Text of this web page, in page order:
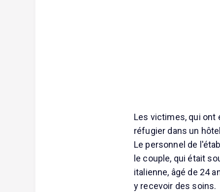
Les victimes, qui ont
réfugier dans un
Le personnel de
le couple, qui était
italienne, âgé de 24
y recevoir des soins.